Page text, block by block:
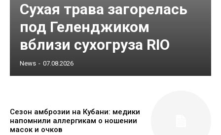
Сухая трава загорелась
под Геленджиком
вблизи сухогруза RIO
News - 07.08.2026
Сезон амброзии на Кубани: медики
напомнили аллергикам о ношении
масок и очков